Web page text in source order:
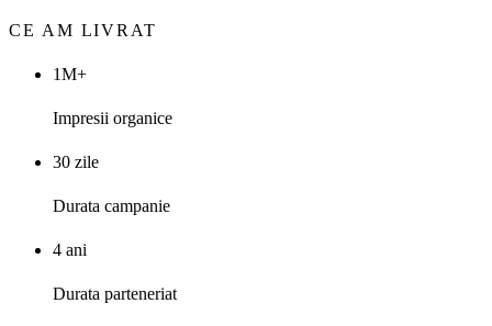
CE AM LIVRAT
1M+
Impresii organice
30 zile
Durata campanie
4 ani
Durata parteneriat